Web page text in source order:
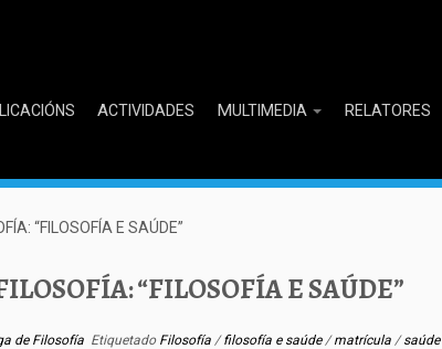
ACTIVIDADES MULTIMEDIA RELATORES
“FILOSOFÍA E SAÚDE”
“FILOSOFÍA E SAÚDE”
de Filosofía Etiquetado Filosofía /filosofía e saúde/matrícula /saúde